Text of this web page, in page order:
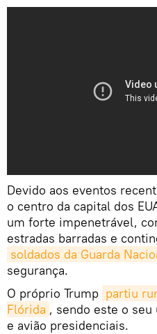
Devido aos eventos
o centro da capital dos
um forte impenetrável,
estradas barradas e
soldados da Guarda
segurança.
O próprio Trump partiu
Flórida , sendo este o
e avião presidenciais.